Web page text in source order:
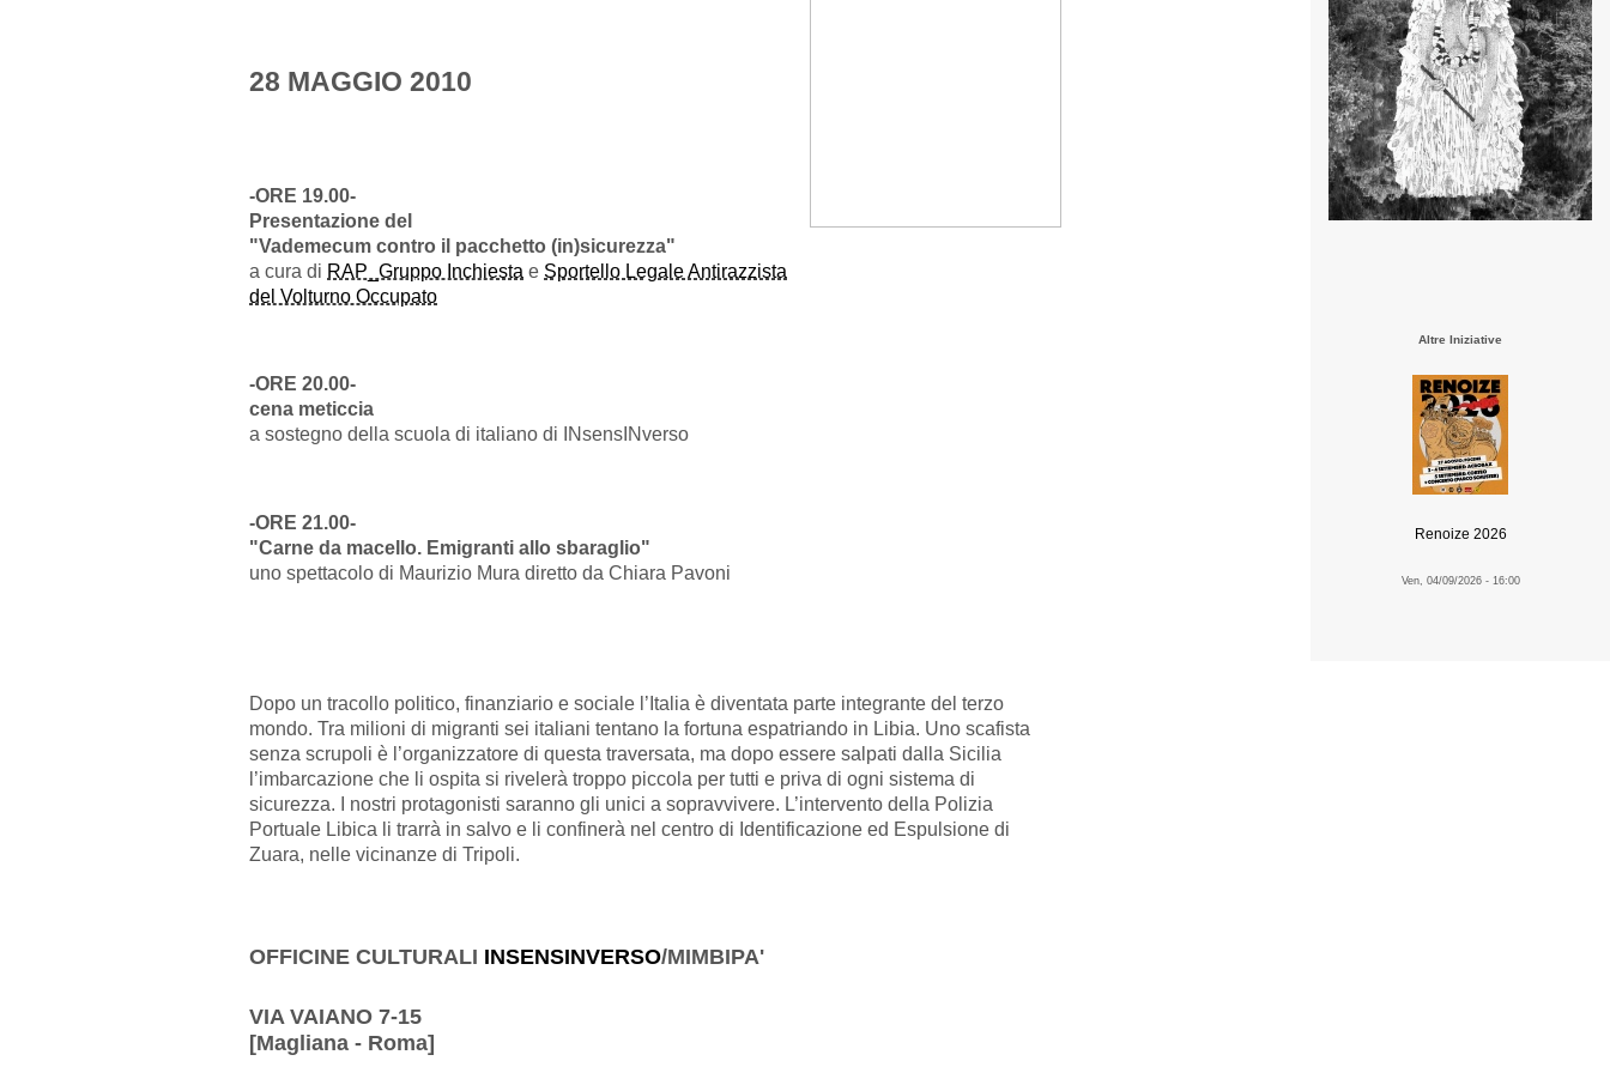
28 MAGGIO 2010
-ORE 19.00-
Presentazione del
"Vademecum contro il pacchetto (in)sicurezza"
a cura di RAP_Gruppo Inchiesta e Sportello Legale Antirazzista
del Volturno Occupato
-ORE 20.00-
cena meticcia
a sostegno della scuola di italiano di INsensINverso
-ORE 21.00-
"Carne da macello. Emigranti allo sbaraglio"
uno spettacolo di Maurizio Mura diretto da Chiara Pavoni
Dopo un tracollo politico, finanziario e sociale l’Italia è diventata parte integrante del terzo
mondo. Tra milioni di migranti sei italiani tentano la fortuna espatriando in Libia. Uno scafista
senza scrupoli è l’organizzatore di questa traversata, ma dopo essere salpati dalla Sicilia
l’imbarcazione che li ospita si rivelerà troppo piccola per tutti e priva di ogni sistema di
sicurezza. I nostri protagonisti saranno gli unici a sopravvivere. L’intervento della Polizia
Portuale Libica li trarrà in salvo e li confinerà nel centro di Identificazione ed Espulsione di
Zuara, nelle vicinanze di Tripoli.
OFFICINE CULTURALI INSENSINVERSO/MIMBIPA'
VIA VAIANO 7-15
[Magliana - Roma]
Altre Iniziative
Renoize 2026
Ven, 04/09/2026 - 16:00